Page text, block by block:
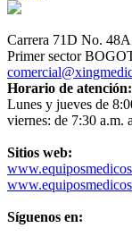
Carrera 71D No.
Primer sector
Horario de atención:
Lunes y jueves de
viernes: de 7:30 a.m.
Sitios web:
Síguenos en: